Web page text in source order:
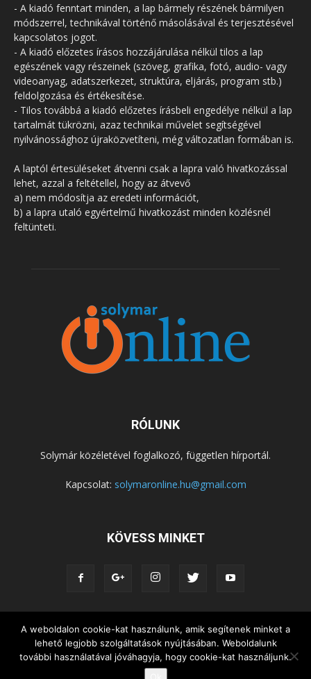
- A kiadó fenntart minden, a lap bármely részének bármilyen
módszerrel, technikával történő másolásával és terjesztésével
kapcsolatos jogot.
- A kiadó előzetes írásos hozzájárulása nélkül tilos a lap
egészének vagy részeinek (szöveg, grafika, fotó, audio- vagy
videoanyag, adatszerkezet, struktúra, eljárás, program stb.)
feldolgozása és értékesítése.
- Tilos továbbá a kiadó előzetes írásbeli engedélye nélkül a lap
tartalmát tükrözni, azaz technikai művelet segítségével
nyilvánossághoz újraközvetíteni, még változatlan formában is.
A laptól értesüléseket átvenni csak a lapra való hivatkozással
lehet, azzal a feltétellel, hogy az átvevő
a) nem módosítja az eredeti információt,
b) a lapra utaló egyértelmű hivatkozást minden közlésnél
feltünteti.
RÓLUNK
Solymár közéletével foglalkozó, független hírportál.
Kapcsolat: solymaronline.hu@gmail.com
KÖVESS MINKET
KÖZÉLET KÖZÖSSÉGEK
SZABADIDŐ
NEMZETISÉG, HELYTÖRTÉNET
RIPORTOK
KÖZÉRDEKŰ INFORMÁCIÓK
A weboldalon cookie-kat használunk, amik segítenek minket a
lehető legjobb szolgáltatások nyújtásában. Weboldalunk
további használatával jóváhagyja, hogy cookie-kat használjunk.